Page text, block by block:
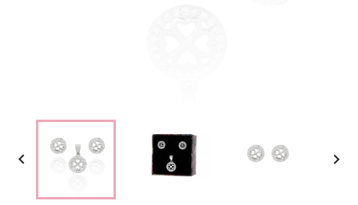
 